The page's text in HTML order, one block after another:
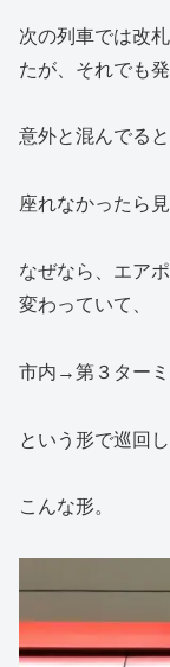
次の列車では改
たが、それでも
意外と混んでる
座れなかったら
なぜなら、エア
変わっていて、
市内→第３ター
という形で巡回
こんな形。